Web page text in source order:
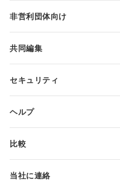
教育関係者向け
非営利団体向け
無料アカウントをリクエスト
共同編集
翻訳者向け
セキュリティ
ヘルプ
ヘルプ・センター
比較
当社に連絡